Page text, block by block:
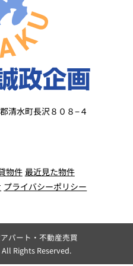
清水町長沢８０８−４
物件 最近見た物件
プライバシーポリシー
パート・不動産売買
All Rights Reserved.